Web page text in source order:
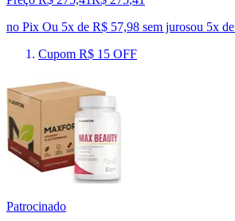
no Pix Ou 5x de R$ 57,98 sem jurosou 5x de
Cupom R$ 15 OFF
Patrocinado